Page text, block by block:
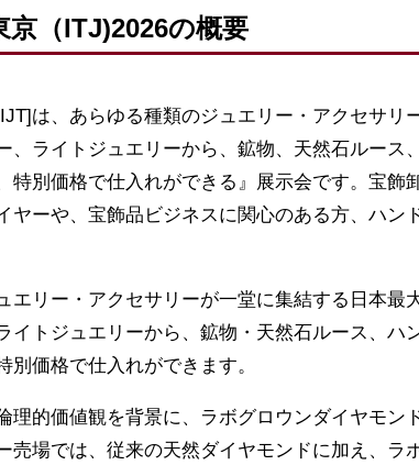
京（ITJ)2026の概要
は、あらゆる種類のジュエリー・アクセサ
、ライトジュエリーから、鉱物、天然石ルー
特別価格で仕入れができる』展示会です。宝飾
ヤーや、宝飾品ビジネスに関心のある方、ハン
エリー・アクセサリーが一堂に集結する日本最
イトジュエリーから、鉱物・天然石ルース、ハ
別価格で仕入れができます。
理的価値観を背景に、ラボグロウンダイヤモン
売場では、従来の天然ダイヤモンドに加え、